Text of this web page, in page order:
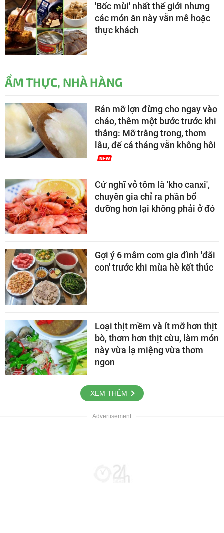
'Bốc mùi' nhất thế giới nhưng
các món ăn này vẫn mê hoặc
thực khách
ẨM THỰC, NHÀ HÀNG
Rán mỡ lợn đừng cho ngay vào
chảo, thêm một bước trước khi
thắng: Mỡ trắng trong, thơm
lâu, để cả tháng vẫn không hôi
Cứ nghĩ vỏ tôm là 'kho canxi',
chuyên gia chỉ ra phần bổ
dưỡng hơn lại không phải ở đó
Gợi ý 6 mâm cơm gia đình 'đãi
con' trước khi mùa hè kết thúc
Loại thịt mềm và ít mỡ hơn thịt
bò, thơm hơn thịt cừu, làm món
này vừa lạ miệng vừa thơm
ngon
XEM THÊM